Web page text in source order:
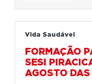
Vida Saudável
FORMAÇÃO
SESI
AGOSTO